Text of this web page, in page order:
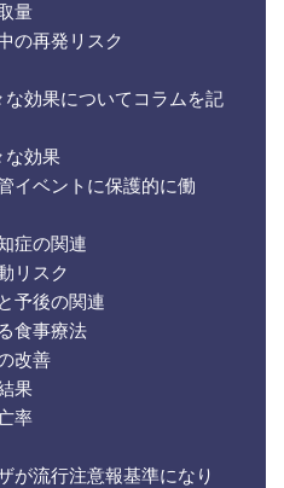
量
の再発リスク
な効果についてコラムを記
な効果
イベントに保護的に働
症の関連
リスク
予後の関連
食事療法
改善
果
率
が流行注意報基準になり